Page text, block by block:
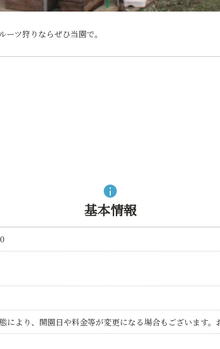
ツ狩りならぜひ当園で。
基本情報
より、開園日や料金等が変更になる場合もございます。